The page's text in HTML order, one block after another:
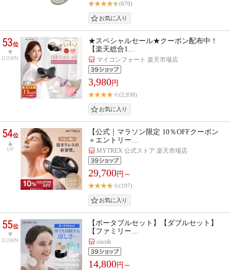
(670)
53位
DOWN
★スペシャルセール★クーポン配布中！
【楽天総合1…
マイコンフォート 楽天市場店
3,980円
(2,930)
54位
UP
【公式｜マラソン限定 10％OFFクーポン
＋エントリー…
MYTREX 公式ストア 楽天市場店
29,700円～
(197)
55位
DOWN
【ポータブルセット】【ダブルセット】
【ファミリー…
cocoh
14,800円～